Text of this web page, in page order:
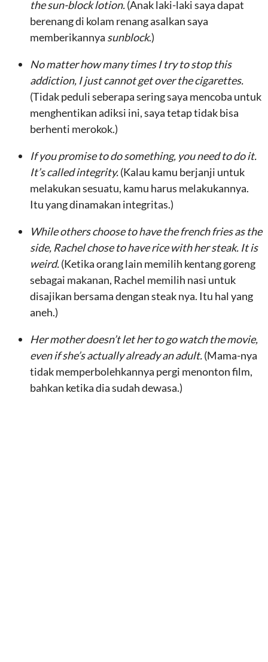
the sun-block lotion.(Anak laki-laki saya dapat
berenang di kolam renang asalkan saya
memberikannya sunblock.)
No matter how many times I try to stop this
addiction, I just cannot get over the cigarettes.
(Tidak peduli seberapa sering saya mencoba untuk
menghentikan adiksi ini, saya tetap tidak bisa
berhenti merokok.)
If you promise to do something, you need to do it.
It’s called integrity.(Kalau kamu berjanji untuk
melakukan sesuatu, kamu harus melakukannya.
Itu yang dinamakan integritas.)
While others choose to have the french fries as the
side, Rachel chose to have rice with her steak. It is
weird.(Ketika orang lain memilih kentang goreng
sebagai makanan, Rachel memilih nasi untuk
disajikan bersama dengan steak nya. Itu hal yang
aneh.)
Her mother doesn’t let her to go watch the movie,
even if she’s actually already an adult.(Mama-nya
tidak memperbolehkannya pergi menonton film,
bahkan ketika dia sudah dewasa.)